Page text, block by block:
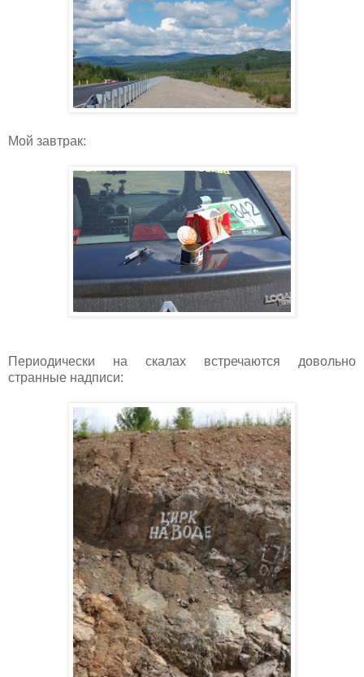
Мой завтрак:
Периодически на скалах встречаются довольно
странные надписи: